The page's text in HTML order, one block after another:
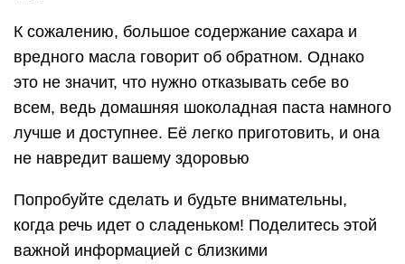
К сожалению, большое содержание сахара и
вредного масла говорит об обратном. Однако
это не значит, что нужно отказывать себе во
всем, ведь домашняя шоколадная паста намного
лучше и доступнее. Её легко приготовить, и она
не навредит вашему здоровью
Попробуйте сделать и будьте внимательны,
когда речь идет о сладеньком! Поделитесь этой
важной информацией с близкими